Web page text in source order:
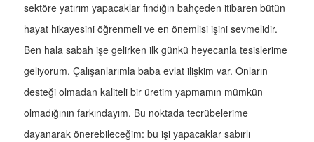
sektöre yatırım yapacaklar fındığın bahçeden itibaren bütün
hayat hikayesini öğrenmeli ve en önemlisi işini sevmelidir.
Ben hala sabah işe gelirken ilk günkü heyecanla tesislerime
geliyorum. Çalışanlarımla baba evlat ilişkim var. Onların
desteği olmadan kaliteli bir üretim yapmamın mümkün
olmadığının farkındayım. Bu noktada tecrübelerime
dayanarak önerebileceğim: bu işi yapacaklar sabırlı